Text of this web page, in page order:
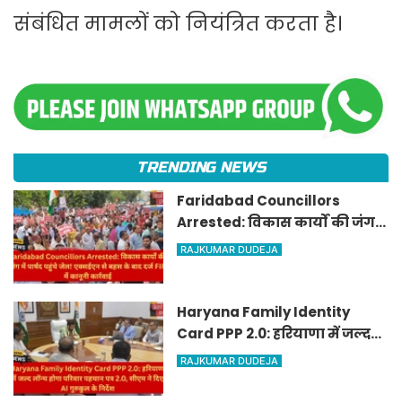
संबंधित मामलों को नियंत्रित करता है।
TRENDING NEWS
Faridabad Councillors
Arrested: विकास कार्यों की जंग
में पार्षद पहुंचे जेल! एक्सईएन से
RAJKUMAR DUDEJA
Haryana Family Identity
Card PPP 2.0: हरियाणा में जल्द
लॉन्च होगा परिवार पहचान पत्र 2.0,
RAJKUMAR DUDEJA